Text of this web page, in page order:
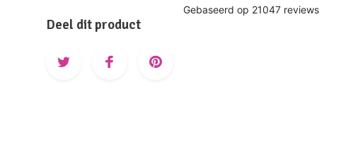
Deel dit product